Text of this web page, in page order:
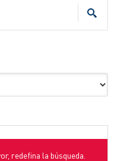
redefina la búsqueda.